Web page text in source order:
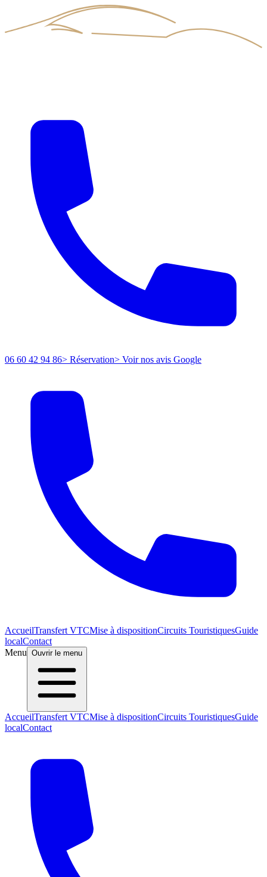
06 60 42 94 86> Réservation> Voir nos avis Google
AccueilTransfert VTCMise à dispositionCircuits TouristiquesGuide
localContact
Menu Ouvrir le menu
AccueilTransfert VTCMise à dispositionCircuits TouristiquesGuide
localContact